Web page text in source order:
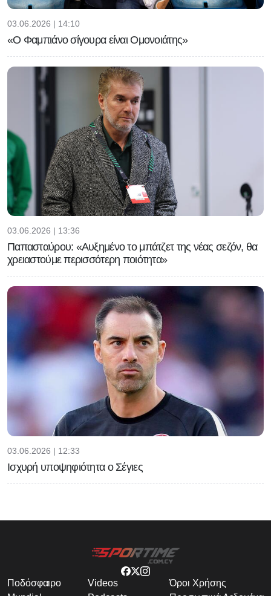
03.06.2026 | 14:10
«Ο Φαμπιάνο σίγουρα είναι Ομονοιάτης»
03.06.2026 | 13:36
Παπασταύρου: «Αυξημένο το μπάτζετ της νέας σεζόν, θα
χρειαστούμε περισσότερη ποιότητα»
03.06.2026 | 12:33
Ισχυρή υποψηφιότητα ο Σέγιες
Ποδόσφαιρο
Videos
Όροι Χρήσης